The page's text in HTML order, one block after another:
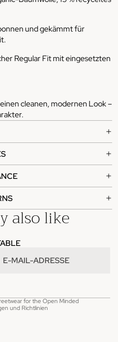
und gekämmt für
Regular Fit mit eingesetzten
cleanen, modernen Look –
also like
for the Open Minded
und Richtlinien